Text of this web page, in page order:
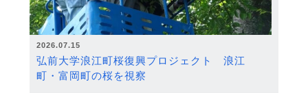
2026.07.15
弘前大学浪江町桜復興プロジェクト 浪江
町・富岡町の桜を視察